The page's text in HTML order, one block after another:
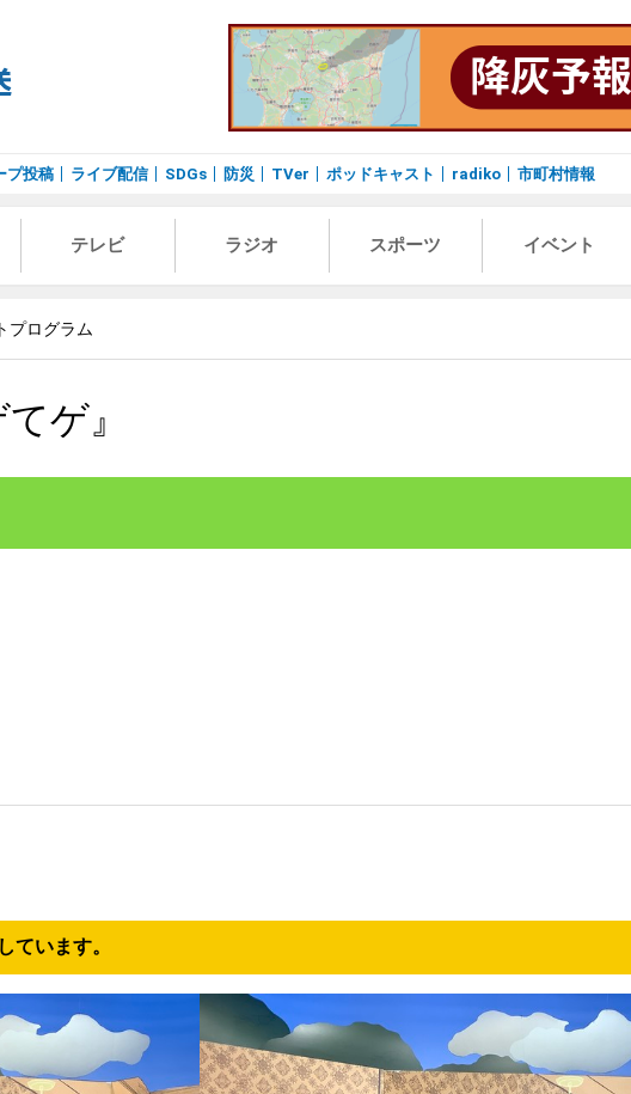
プ投稿 ライブ配信 SDGs 防災 TVer ポッドキャスト radiko 市町村情報
テレビ ラジオ スポーツ イベント
プログラム
ゲ』
ています。